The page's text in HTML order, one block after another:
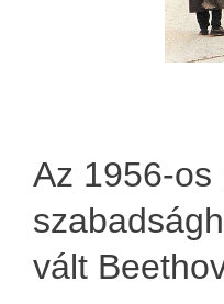
Az 1956-os
vált